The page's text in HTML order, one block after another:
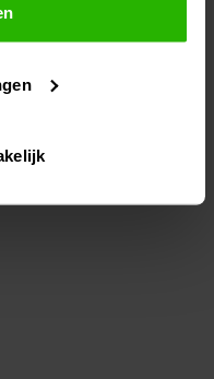
media en
plaatsen.
zelf instellen welke